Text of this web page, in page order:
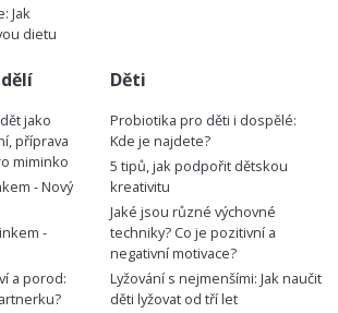
Jak
dietu
jako
příprava
miminko
- Nový
-
a porod:
Děti
Probiotika pro děti i dospělé:
Kde je najdete?
5 tipů, jak podpořit dětskou
kreativitu
Jaké jsou různé výchovné
techniky? Co je pozitivní a
negativní motivace?
Lyžování s nejmenšími: Jak naučit
děti lyžovat od tří let